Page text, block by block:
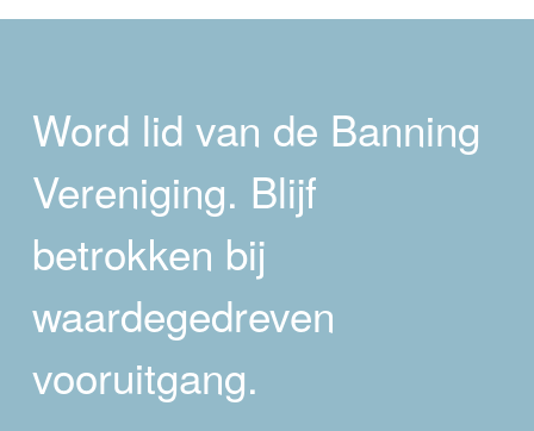
Word lid van de Banning
Vereniging. Blijf
betrokken bij
waardegedreven
vooruitgang.